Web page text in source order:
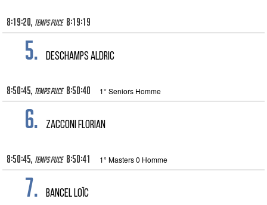
8:19:20, Temps puce 8:19:19
5. DESCHAMPS ALDRIC
8:50:45, Temps puce 8:50:40 1° Seniors Homme
6. ZACCONI FLORIAN
8:50:45, Temps puce 8:50:41 1° Masters 0 Homme
7. BANCEL LOÏC